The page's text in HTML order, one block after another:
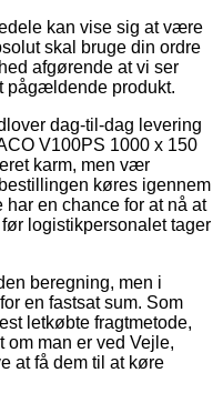
kan vise sig at være
skal bruge din ordre
afgørende at vi ser
pågældende produkt.
dag-til-dag levering
V100PS 1000 x 150
karm, men vær
køres igennem
en chance for at nå at
logistikpersonalet tager
beregning, men i
en fastsat sum. Som
letkøbte fragtmetode,
man er ved Vejle,
at få dem til at køre